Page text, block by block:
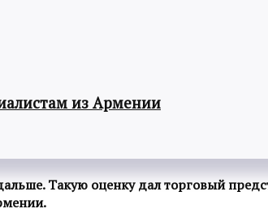
из Армении
Такую оценку дал торговый